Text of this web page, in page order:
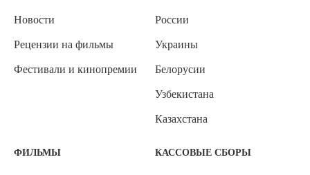
Новости
Рецензии на фильмы
Фестивали и кинопремии
России
Украины
Белорусии
Узбекистана
Казахстана
ФИЛЬМЫ КАССОВЫЕ СБОРЫ